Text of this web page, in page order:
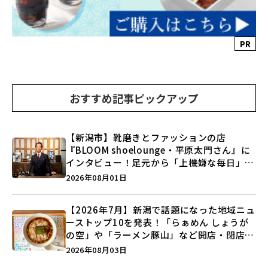
PR
おすすめ記事ピックアップ
【新潟市】靴磨きとファッションの店
『BLOOM shoelounge・平原太門さん』に
インタビュー！足元から「上機嫌な毎日」を
つくる装いの提案とは？
2026年08月01日
【2026年7月】新潟で話題になった地域ニュ
ーストップ10を発表！「らぁめん しょうが
の空」や「ラーメン豚山」など開店・閉店の
注目記事をランキングでご紹介♪
2026年08月03日